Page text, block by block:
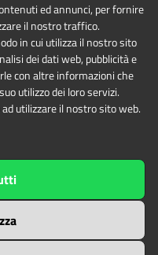
di gestione delle aree
is licensed under
4.0 International
ed annunci, per fornire
il nostro traffico.
in cui utilizza il nostro sito
dei dati web, pubblicità e
con altre informazioni che
utilizzo dei loro servizi.
utilizzare il nostro sito web.